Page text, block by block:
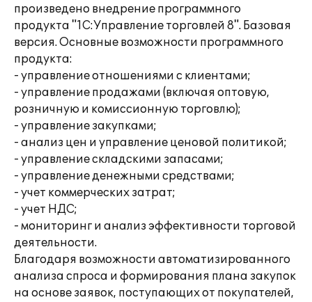
произведено внедрение программного
продукта "1С:Управление торговлей 8". Базовая
версия. Основные возможности программного
продукта:
- управление отношениями с клиентами;
- управление продажами (включая оптовую,
розничную и комиссионную торговлю);
- управление закупками;
- анализ цен и управление ценовой политикой;
- управление складскими запасами;
- управление денежными средствами;
- учет коммерческих затрат;
- учет НДС;
- мониторинг и анализ эффективности торговой
деятельности.
Благодаря возможности автоматизированного
анализа спроса и формирования плана закупок
на основе заявок, поступающих от покупателей,